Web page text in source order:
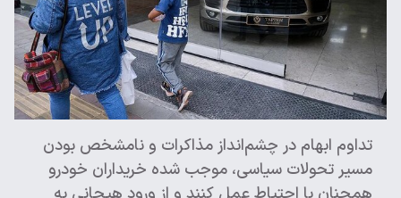
تداوم ابهام در چشم‌انداز مذاکرات و نامشخص بودن
مسیر تحولات سیاسی، موجب شده خریداران خودرو